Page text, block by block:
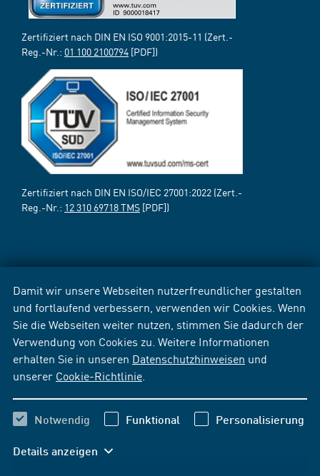
Damit wir unsere Webseiten nutzerfreundlicher gestalten
und fortlaufend verbessern, verwenden wir Cookies. Wenn
Sie die Webseiten weiter nutzen, stimmen Sie dadurch der
Verwendung von Cookies zu. Weitere Informationen
erhalten Sie in unseren Datenschutzhinweisen und
unserer Cookie-Richtlinie
Notwendig Funktional Personalisierung
Details anzeigen
Zertifiziert nach DIN EN ISO 9001:2015-11 (Zert.-
Reg.-Nr.: 01 100 2100794 [PDF])
Zertifiziert nach DIN EN ISO/IEC 27001:2022 (Zert.-
Reg.-Nr.: 12 310 69718 TMS [PDF])